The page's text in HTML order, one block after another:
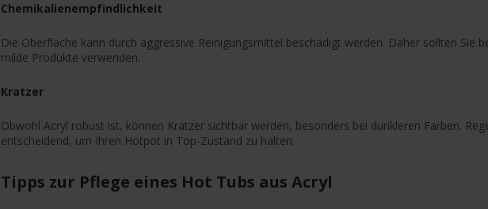
Chemikalienempfindlichkeit
Die Oberfläche kann durch aggressive Reinigungsmittel beschädigt werden. Daher sollten Sie
milde Produkte verwenden.
Kratzer
Obwohl Acryl robust ist, können Kratzer sichtbar werden, besonders bei dunkleren Farben.
entscheidend, um Ihren Hotpot in Top-Zustand zu halten.
Tipps zur Pflege eines Hot Tubs aus Acryl